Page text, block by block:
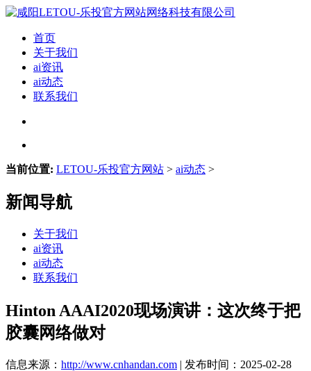
首页
关于我们
ai资讯
ai动态
联系我们
当前位置: LETOU-乐投官方网站 > ai动态 >
新闻导航
关于我们
ai资讯
ai动态
联系我们
Hinton AAAI2020现场演讲：这次终于把
胶囊网络做对
信息来源： http://www.cnhandan.com | 发布时间：2025-02-28